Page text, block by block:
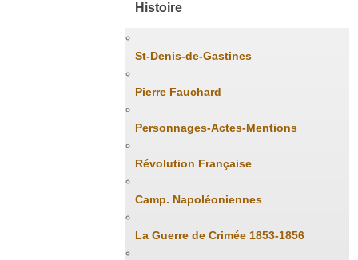
Histoire
St-Denis-de-Gastines
Pierre Fauchard
Personnages-Actes-Mentions
Révolution Française
Camp. Napoléoniennes
La Guerre de Crimée 1853-1856